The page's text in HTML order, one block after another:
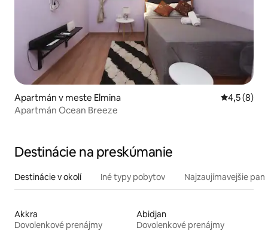
Apartmán v meste Elmina Priemerné
4,5 (8)
Apartmán Ocean Breeze
Destinácie na preskúmanie
Destinácie v okolí Iné typy pobytov Najzaujímavejšie
Akkra
Dovolenkové prenájmy
Abidjan
Dovolenkové prenájmy